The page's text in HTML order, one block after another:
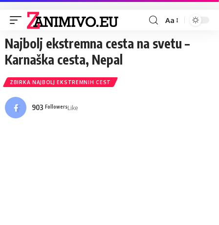
Aa
Najbolj ekstremna cesta na svetu –
Karnaška cesta, Nepal
ZBIRKA NAJBOLJ EKSTREMNIH CEST
903 FollowersLike